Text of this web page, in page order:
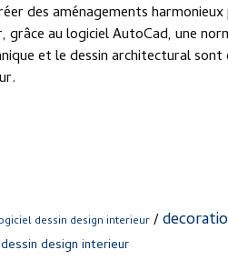
des aménagements harmonieux
au logiciel AutoCad, une
et le dessin architectural
dessin design interieur /
dessin design interieur